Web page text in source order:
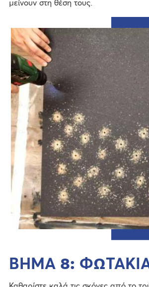
μείνουν στη θέση τους.
ΒΗΜΑ 8: